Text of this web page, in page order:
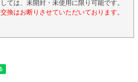
ては、未開封・未使用に限り可能です。
換はお断りさせていただいております。